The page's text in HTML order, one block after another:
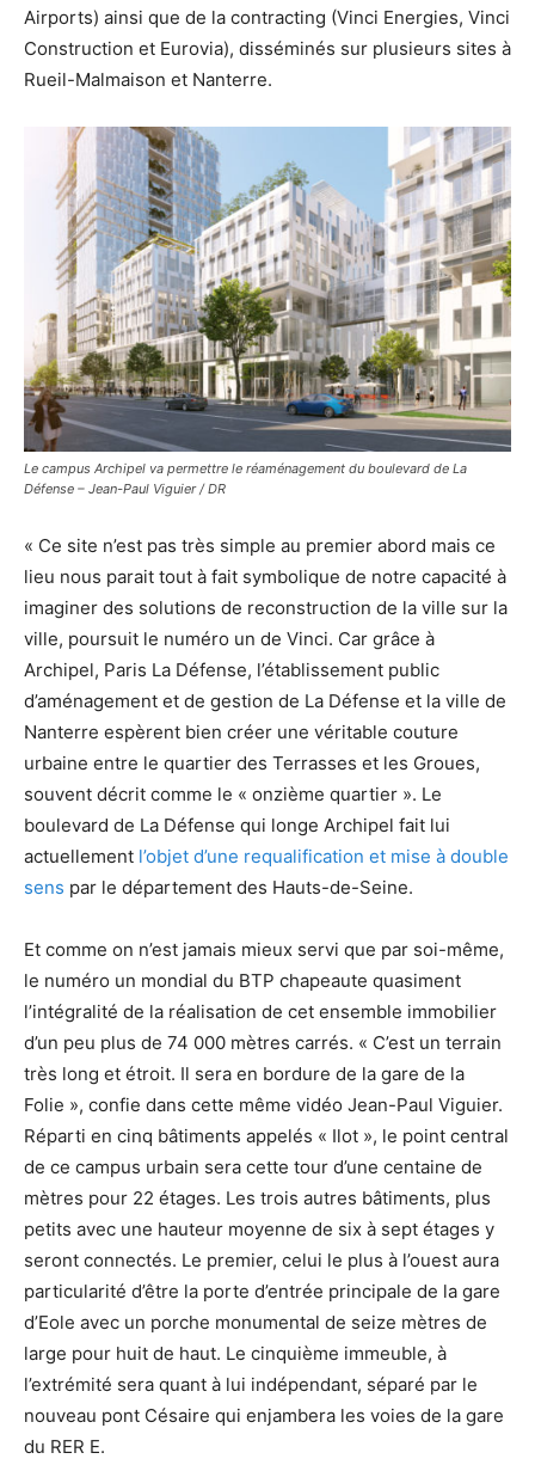
Airports) ainsi que de la contracting (Vinci Energies, Vinci
Construction et Eurovia), disséminés sur plusieurs sites à
Rueil-Malmaison et Nanterre.
Le campus Archipel va permettre le réaménagement du boulevard de La
Défense – Jean-Paul Viguier / DR
« Ce site n’est pas très simple au premier abord mais ce
lieu nous parait tout à fait symbolique de notre capacité à
imaginer des solutions de reconstruction de la ville sur la
ville, poursuit le numéro un de Vinci. Car grâce à
Archipel, Paris La Défense, l’établissement public
d’aménagement et de gestion de La Défense et la ville de
Nanterre espèrent bien créer une véritable couture
urbaine entre le quartier des Terrasses et les Groues,
souvent décrit comme le « onzième quartier ». Le
boulevard de La Défense qui longe Archipel fait lui
actuellement l’objet d’une requalification et mise à double
sens par le département des Hauts-de-Seine.
Et comme on n’est jamais mieux servi que par soi-même,
le numéro un mondial du BTP chapeaute quasiment
l’intégralité de la réalisation de cet ensemble immobilier
d’un peu plus de 74 000 mètres carrés. « C’est un terrain
très long et étroit. Il sera en bordure de la gare de la
Folie », confie dans cette même vidéo Jean-Paul Viguier.
Réparti en cinq bâtiments appelés « Ilot », le point central
de ce campus urbain sera cette tour d’une centaine de
mètres pour 22 étages. Les trois autres bâtiments, plus
petits avec une hauteur moyenne de six à sept étages y
seront connectés. Le premier, celui le plus à l’ouest aura
particularité d’être la porte d’entrée principale de la gare
d’Eole avec un porche monumental de seize mètres de
large pour huit de haut. Le cinquième immeuble, à
l’extrémité sera quant à lui indépendant, séparé par le
nouveau pont Césaire qui enjambera les voies de la gare
du RER E.